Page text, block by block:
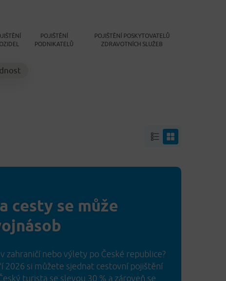
POJIŠTĚNÍ
PODNIKATELŮ
POJIŠTĚNÍ POSKYTOVATELŮ
ZDRAVOTNÍCH SLUŽEB
cesty se může
zahraničí nebo výlety po České republice?
2026 si můžete sjednat cestovní pojištění
turista se slevou 30 % a zároveň se